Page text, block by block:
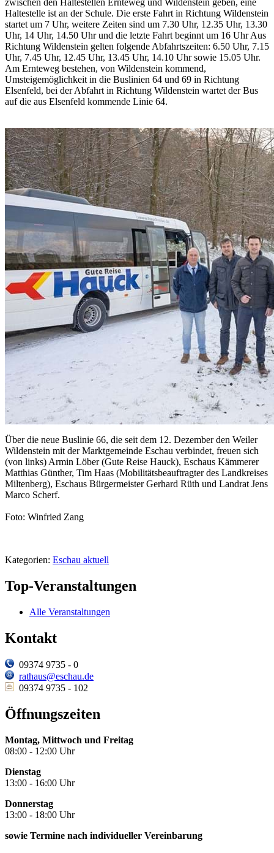
Haltestelle ist an der Schule. Die erste Fahrt in Richtung Wildenstein
startet um 7 Uhr, weitere Zeiten sind um 7.30 Uhr, 12.35 Uhr, 13.30
Uhr, 14 Uhr, 14.50 Uhr und die letzte Fahrt beginnt um 16 Uhr Aus
Richtung Wildenstein gelten folgende Abfahrtszeiten: 6.50 Uhr, 7.15
Uhr, 7.45 Uhr, 12.45 Uhr, 13.45 Uhr, 14.10 Uhr sowie 15.05 Uhr.
Am Ernteweg bestehen, von Wildenstein kommend,
Umsteigemöglichkeit in die Buslinien 64 und 69 in Richtung
Elsenfeld, bei der Abfahrt in Richtung Wildenstein wartet der Bus
auf die aus Elsenfeld kommende Linie 64.
Über die neue Buslinie 66, die seit dem 12. Dezember den Weiler
Wildenstein mit der Marktgemeinde Eschau verbindet, freuen sich
(von links) Armin Löber (Gute Reise Hauck), Eschaus Kämmerer
Matthias Günther, Tim Haas (Mobilitätsbeauftragter des Landkreises
Miltenberg), Eschaus Bürgermeister Gerhard Rüth und Landrat Jens
Marco Scherf.
Foto: Winfried Zang
Kategorien: Eschau aktuell
Top-Veranstaltungen
Alle Veranstaltungen
Kontakt
09374 9735 - 0
rathaus@eschau.de
09374 9735 - 102
Öffnungszeiten
Montag, Mittwoch und Freitag
08:00 - 12:00 Uhr
Dienstag
13:00 - 16:00 Uhr
Donnerstag
13:00 - 18:00 Uhr
sowie Termine nach individueller Vereinbarung